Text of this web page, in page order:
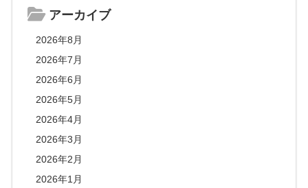
アーカイブ
2026年8月
2026年7月
2026年6月
2026年5月
2026年4月
2026年3月
2026年2月
2026年1月